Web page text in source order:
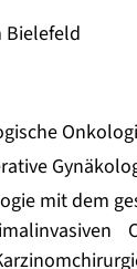
Bielefeld
mit dem